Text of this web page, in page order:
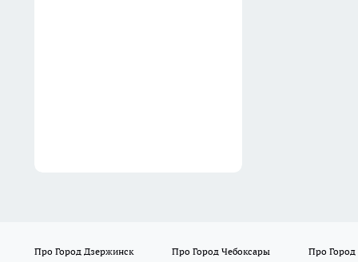
Про Город Дзержинск Про Город Чебоксары Про Город